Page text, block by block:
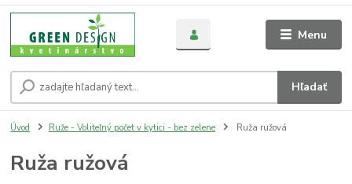
Menu
Hľadať
Úvod Ruže - Voliteľný počet v kytici - bez zelene Ruža ružová
Ruža ružová